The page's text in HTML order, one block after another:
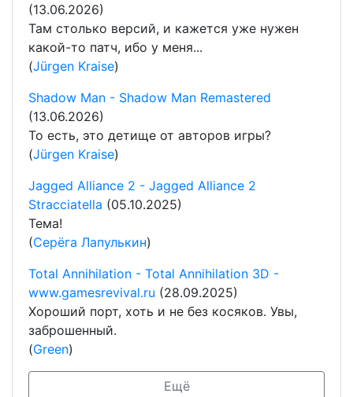
(13.06.2026)
Там столько версий, и кажется уже нужен
какой-то патч, ибо у меня...
(Jürgen Kraise)
Shadow Man - Shadow Man Remastered
(13.06.2026)
То есть, это детище от авторов игры?
(Jürgen Kraise)
Jagged Alliance 2 - Jagged Alliance 2
Stracciatella (05.10.2025)
Тема!
(Серёга Лапулькин)
Total Annihilation - Total Annihilation 3D -
www.gamesrevival.ru (28.09.2025)
Хороший порт, хоть и не без косяков. Увы,
заброшенный.
(Green)
Ещё